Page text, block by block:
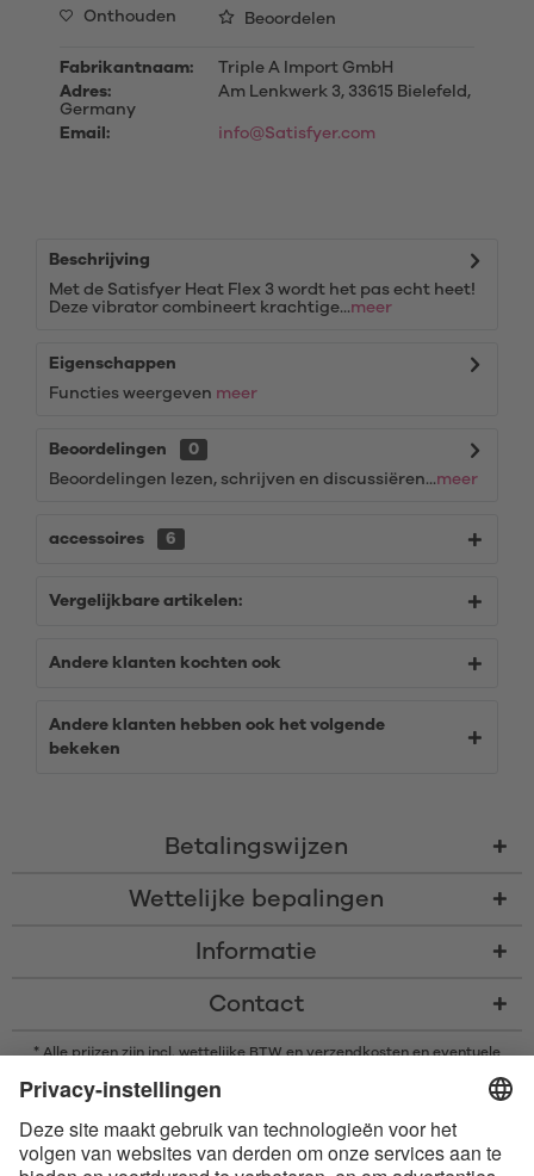
Onthouden Beoordelen
Fabrikantnaam:
Triple A Import GmbH
Adres:
Am Lenkwerk 3, 33615 Bielefeld,
Germany
Email:
info@Satisfyer.com
Beschrijving
Met de Satisfyer Heat Flex 3 wordt het pas echt heet!
Deze vibrator combineert krachtige...meer
Eigenschappen
Functies weergeven meer
Beoordelingen
0
Beoordelingen lezen, schrijven en discussiëren...meer
accessoires 6
Vergelijkbare artikelen:
Andere klanten kochten ook
Andere klanten hebben ook het volgende
bekeken
Betalingswijzen
Wettelijke bepalingen
Informatie
Contact
* Alle prijzen zijn incl. wettelijke BTW en verzendkosten en eventuele
rembourskosten, indien niet anders beschreven
handelsmerken van Bluetooth SIG, Inc. en elk gebruik van dergelijke